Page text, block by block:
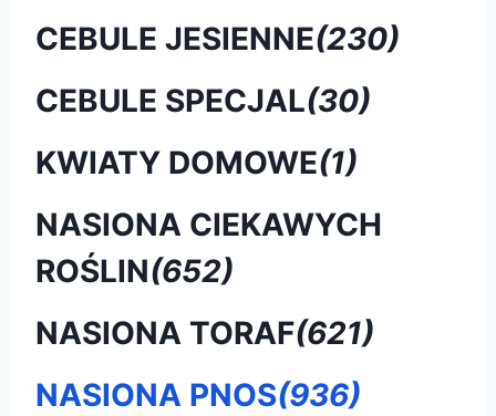
CEBULE JESIENNE(230)
CEBULE SPECJAL(30)
KWIATY DOMOWE(1)
NASIONA CIEKAWYCH
ROŚLIN(652)
NASIONA TORAF(621)
NASIONA PNOS(936)